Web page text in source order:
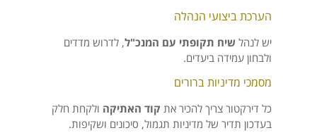
הערכת ביצועי הנהלה
יש לנהל שיח תקופתי עם המנכ"ל, לדרוש מדדים
ולבחון עמידה ביעדים.
מסמכי מדיניות ברורים
כל דירקטור צריך להכיר את קוד האתיקה ולקחת חלק
בעדכון תדיר של מדיניות תגמול, סיכונים ושקיפות.